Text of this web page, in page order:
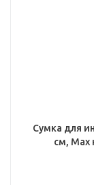
Сумка для
см, Мах